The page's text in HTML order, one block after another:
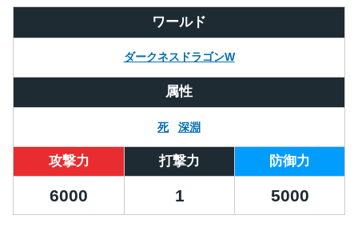
ワールド
ダークネスドラゴンW
属性
死 深淵
攻撃力 打撃力 防御力
6000 1 5000